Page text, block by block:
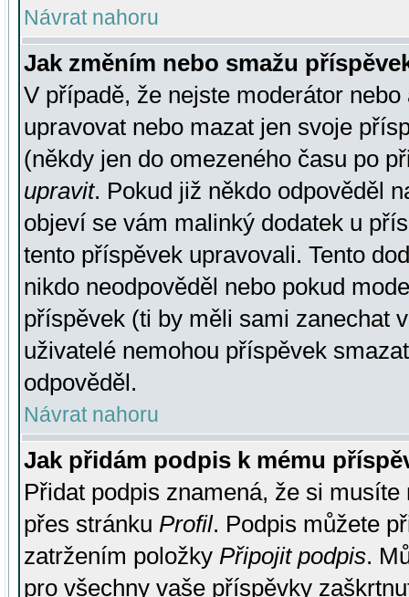
Návrat nahoru
Jak změním nebo smažu
V případě, že nejste moderátor
upravovat nebo mazat jen svoje
(někdy jen do omezeného času po
upravit. Pokud již někdo odpověděl
objeví se vám malinký dodatek u
tento příspěvek upravovali. Tento
nikdo neodpověděl nebo pokud
příspěvek (ti by měli sami zanechat
uživatelé nemohou příspěvek
odpověděl.
Návrat nahoru
Jak přidám podpis k mému
Přidat podpis znamená, že si
přes stránku Profil. Podpis můžete
zatržením položky Připojit podpis.
pro všechny vaše příspěvky